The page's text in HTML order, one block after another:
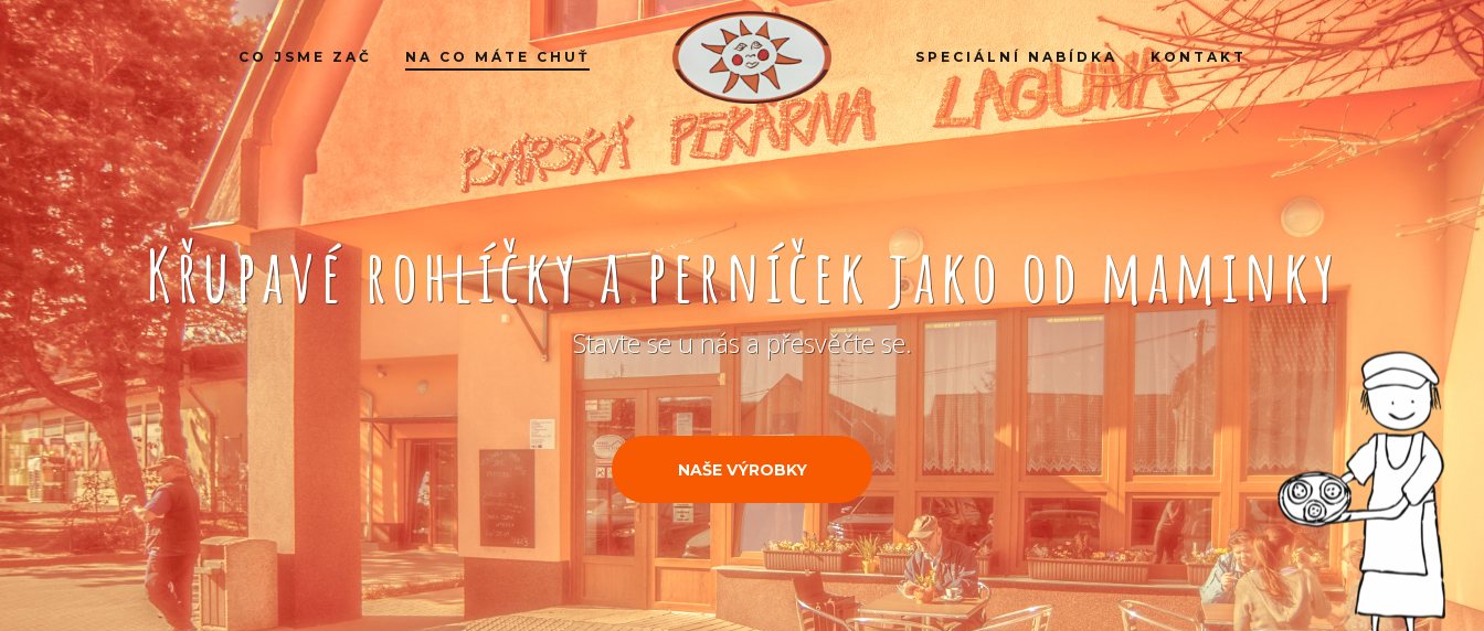
CO JSME ZAČ NA CO MÁTE CHUŤ SPECIÁLNÍ NABÍDKA KONTAKT
Křupavé rohlíčky a perníček jako od maminky
Stavte se u nás a přesvěčte se.
NAŠE VÝROBKY